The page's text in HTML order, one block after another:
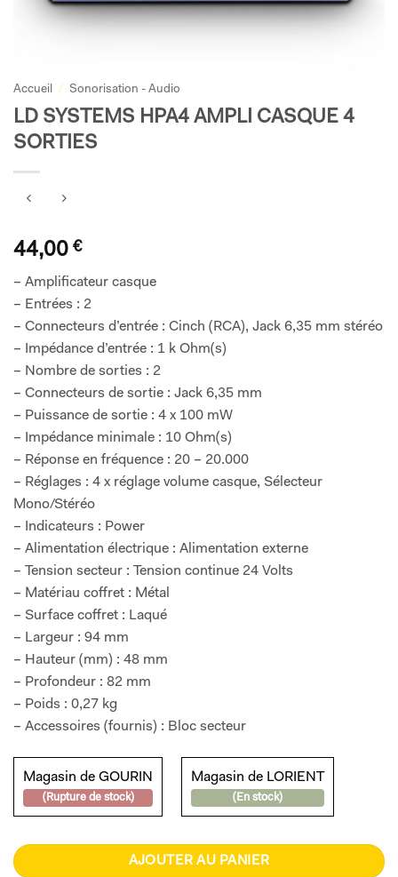
Accueil / Sonorisation - Audio
LD SYSTEMS HPA4 AMPLI CASQUE 4
SORTIES
44,00 €
– Amplificateur casque
– Entrées : 2
– Connecteurs d’entrée : Cinch (RCA), Jack 6,35 mm stéréo
– Impédance d’entrée : 1 k Ohm(s)
– Nombre de sorties : 2
– Connecteurs de sortie : Jack 6,35 mm
– Puissance de sortie : 4 x 100 mW
– Impédance minimale : 10 Ohm(s)
– Réponse en fréquence : 20 – 20.000
– Réglages : 4 x réglage volume casque, Sélecteur
Mono/Stéréo
– Indicateurs : Power
– Alimentation électrique : Alimentation externe
– Tension secteur : Tension continue 24 Volts
– Matériau coffret : Métal
– Surface coffret : Laqué
– Largeur : 94 mm
– Hauteur (mm) : 48 mm
– Profondeur : 82 mm
– Poids : 0,27 kg
– Accessoires (fournis) : Bloc secteur
Magasin de GOURIN
(Rupture de stock)
Magasin de LORIENT
(En stock)
AJOUTER AU PANIER